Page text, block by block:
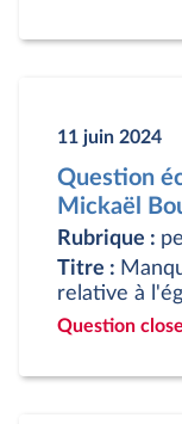
11 juin 2024
Question
Mickaël
Rubrique :
Titre :
relative à
Question